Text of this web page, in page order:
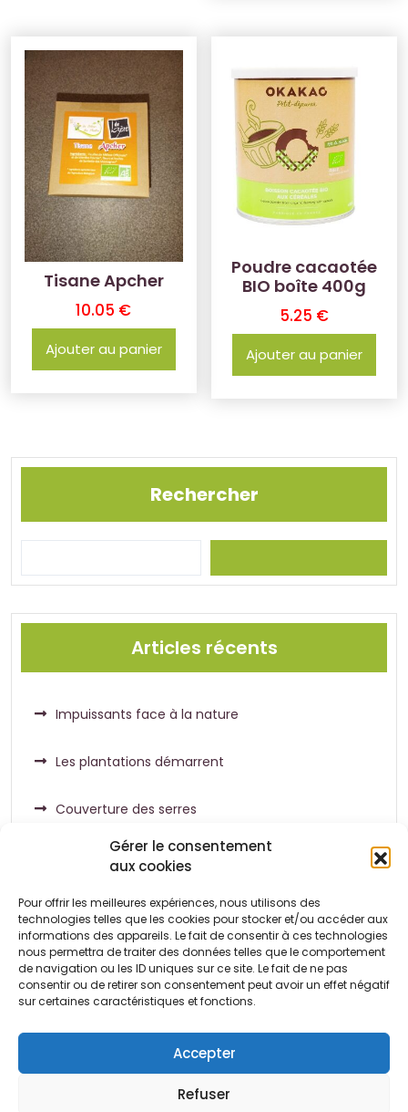
Gérer le consentement
aux cookies
Pour offrir les meilleures expériences, nous utilisons des
technologies telles que les cookies pour stocker et/ou accéder aux
informations des appareils. Le fait de consentir à ces technologies
nous permettra de traiter des données telles que le comportement
de navigation ou les ID uniques sur ce site. Le fait de ne pas
consentir ou de retirer son consentement peut avoir un effet négatif
sur certaines caractéristiques et fonctions.
Accepter
Refuser
Tisane Apcher
10.05 €
Ajouter au panier
Poudre cacaotée
BIO boîte 400g
5.25 €
Ajouter au panier
Rechercher
Articles récents
Impuissants face à la nature
Les plantations démarrent
Couverture des serres
Commentaires récents
Aucun commentaire à afficher.